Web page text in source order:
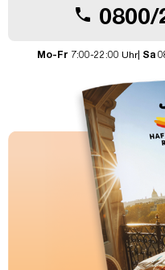
call 0800/
Mo-Fr 7:00-22:00 Uhr| Sa